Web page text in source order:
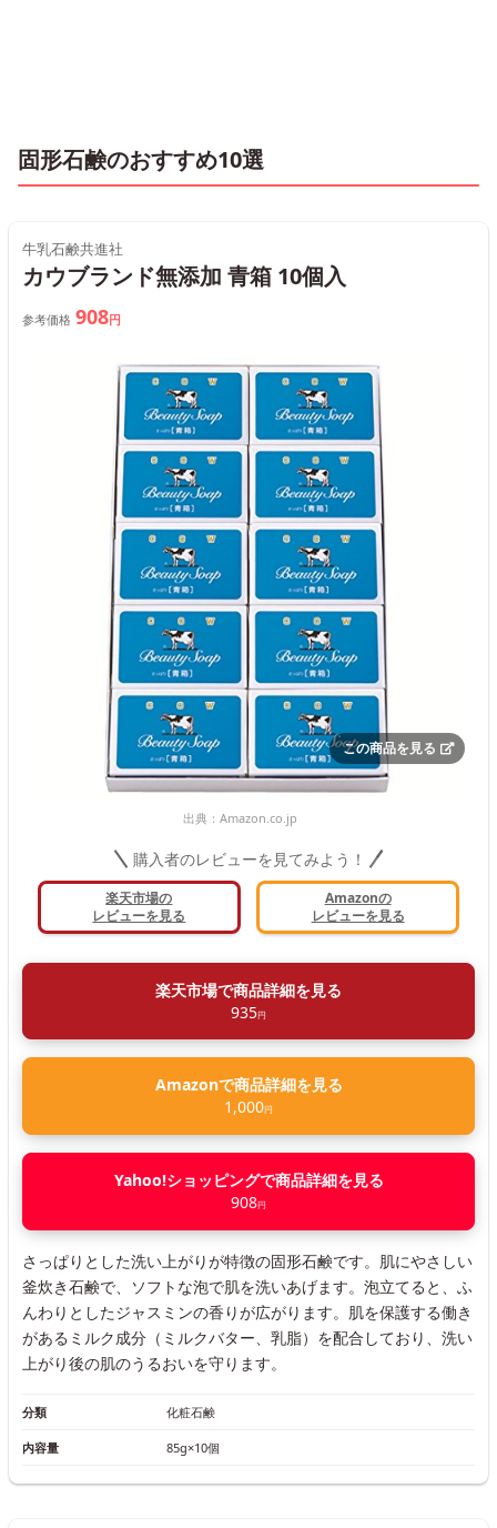
固形石鹸のおすすめ10選
牛乳石鹸共進社
カウブランド無添加 青箱 10個入
参考価格 908円
この商品を見る
出典： Amazon.co.jp
購入者のレビューを見てみよう！
楽天市場の
レビューを見る
Amazonの
レビューを見る
楽天市場で商品詳細を見る
935円
Amazonで商品詳細を見る
1,000円
Yahoo!ショッピングで商品詳細を見る
908円
さっぱりとした洗い上がりが特徴の固形石鹸です。肌にやさしい
釜炊き石鹸で、ソフトな泡で肌を洗いあげます。泡立てると、ふ
んわりとしたジャスミンの香りが広がります。肌を保護する働き
があるミルク成分（ミルクバター、乳脂）を配合しており、洗い
上がり後の肌のうるおいを守ります。
分類 化粧石鹸
内容量 85g×10個